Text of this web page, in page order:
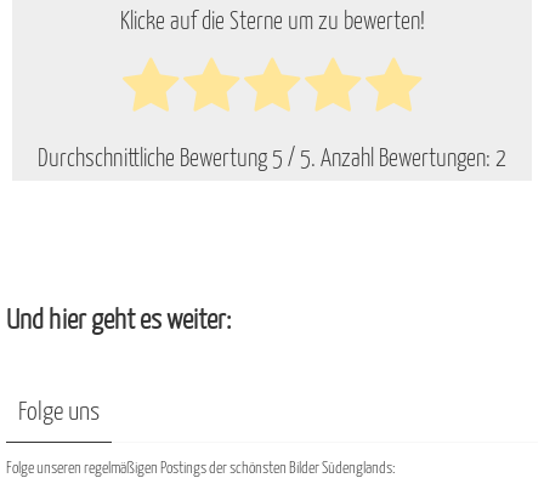
Klicke auf die Sterne um zu bewerten!
Durchschnittliche Bewertung 5 / 5. Anzahl Bewertungen: 2
Und hier geht es weiter:
Folge uns
Folge unseren regelmäßigen Postings der schönsten Bilder Südenglands: